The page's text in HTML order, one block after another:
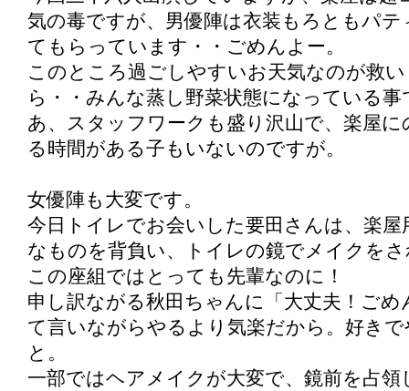
気の毒ですが、男優陣は衣装もろともパテ
てもらっています・・ごめんよー。
このところ過ごしやすいお天気なのが救
ら・・みんな蒸し野菜状態になっている
あ、スタッフワークも盛り沢山で、楽屋
る時間がある子もいないのですが。
女優陣も大変です。
今日トイレでお会いした要田さんは、楽
なものを背負い、トイレの鏡でメイクを
この座組ではとっても先輩なのに！
申し訳ながる秋田ちゃんに「大丈夫！ご
て言いながらやるより気楽だから。好き
と。
一部ではヘアメイクが大変で、鏡前を占